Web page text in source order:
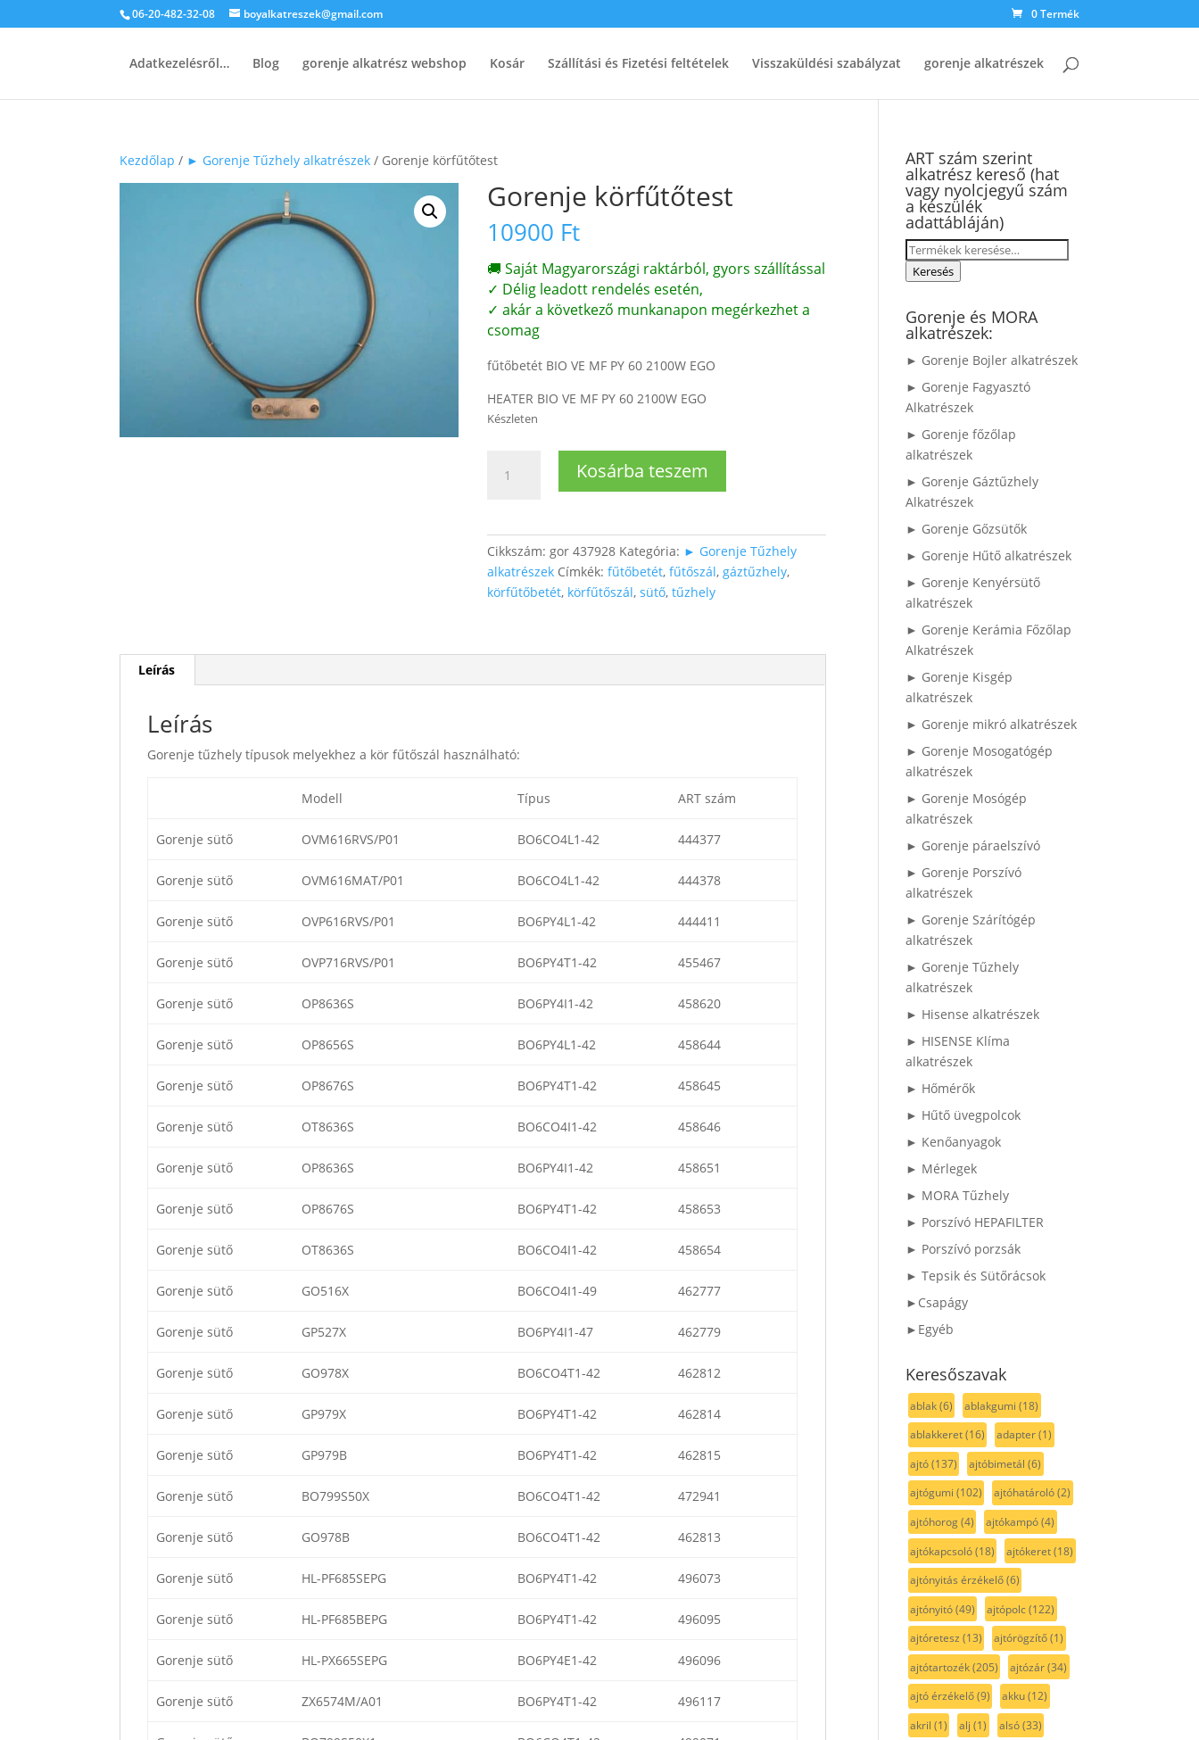
06-20-482-32-08 boyalkatreszek@gmail.com 0 Termék
Adatkezelésről… Blog gorenje alkatrész webshop Kosár Szállítási és Fizetési feltételek Visszaküldési szabályzat gorenje alkatrészek
Kezdőlap / ► Gorenje Tűzhely alkatrészek / Gorenje körfűtőtest
Gorenje körfűtőtest
10900 Ft
🚚 Saját Magyarországi raktárból, gyors szállítással
✓ Délig leadott rendelés esetén,
✓ akár a következő munkanapon megérkezhet a
csomag
fűtőbetét BIO VE MF PY 60 2100W EGO
HEATER BIO VE MF PY 60 2100W EGO
Készleten
körfűtőtest
Kosárba teszem
Cikkszám:gor 437928 Kategória: ► Gorenje Tűzhely
alkatrészek Címkék:fűtőbetét,fűtőszál,gáztűzhely,
körfűtőbetét, körfűtőszál,sütő,tűzhely
Leírás
Leírás
Gorenje tűzhely típusok melyekhez a kör fűtőszál használható:
Modell Típus ART szám
Gorenje sütő OVM616RVS/P01 BO6CO4L1-42 444377
Gorenje sütő OVM616MAT/P01 BO6CO4L1-42 444378
Gorenje sütő OVP616RVS/P01 BO6PY4L1-42 444411
Gorenje sütő OVP716RVS/P01 BO6PY4T1-42 455467
Gorenje sütő OP8636S BO6PY4I1-42 458620
Gorenje sütő OP8656S BO6PY4L1-42 458644
Gorenje sütő OP8676S BO6PY4T1-42 458645
Gorenje sütő OT8636S BO6CO4I1-42 458646
Gorenje sütő OP8636S BO6PY4I1-42 458651
Gorenje sütő OP8676S BO6PY4T1-42 458653
Gorenje sütő OT8636S BO6CO4I1-42 458654
Gorenje sütő GO516X BO6CO4I1-49 462777
Gorenje sütő GP527X BO6PY4I1-47 462779
Gorenje sütő GO978X BO6CO4T1-42 462812
Gorenje sütő GP979X BO6PY4T1-42 462814
Gorenje sütő GP979B BO6PY4T1-42 462815
Gorenje sütő BO799S50X BO6CO4T1-42 472941
Gorenje sütő GO978B BO6CO4T1-42 462813
Gorenje sütő HL-PF685SEPG BO6PY4T1-42 496073
Gorenje sütő HL-PF685BEPG BO6PY4T1-42 496095
Gorenje sütő HL-PX665SEPG BO6PY4E1-42 496096
Gorenje sütő ZX6574M/A01 BO6PY4T1-42 496117
ART szám szerint
alkatrész kereső (hat
vagy nyolcjegyű szám
a készülék
adattábláján)
Keresés
a Keresés
Gorenje és MORA
alkatrészek:
► Gorenje Bojler alkatrészek
► Gorenje Fagyasztó
Alkatrészek
► Gorenje főzőlap
alkatrészek
► Gorenje Gáztűzhely
Alkatrészek
► Gorenje Gőzsütők
► Gorenje Hűtő alkatrészek
► Gorenje Kenyérsütő
alkatrészek
► Gorenje Kerámia Főzőlap
Alkatrészek
► Gorenje Kisgép
alkatrészek
► Gorenje mikró alkatrészek
► Gorenje Mosogatógép
alkatrészek
► Gorenje Mosógép
alkatrészek
► Gorenje páraelszívó
► Gorenje Porszívó
alkatrészek
► Gorenje Szárítógép
alkatrészek
► Gorenje Tűzhely
alkatrészek
► Hisense alkatrészek
► HISENSE Klíma
alkatrészek
► Hőmérők
► Hűtő üvegpolcok
► Kenőanyagok
► Mérlegek
► MORA Tűzhely
► Porszívó HEPAFILTER
► Porszívó porzsák
► Tepsik és Sütőrácsok
►Csapágy
►Egyéb
Keresőszavak
ablak(6) ablakgumi (18)
ablakkeret(16) adapter(1)
ajtó(137) ajtóbimetál (6)
ajtógumi (102) ajtóhatároló(2)
ajtóhorog(4) ajtókampó(4)
ajtókapcsoló(18) ajtókeret(18)
ajtónyitás érzékelő(6)
ajtónyitó(49) ajtópolc(122)
ajtóretesz (13) ajtórögzítő(1)
ajtótartozék(205) ajtózár(34)
ajtó érzékelő(9) akku(12)
akril (1) alj (1) alsó(33)